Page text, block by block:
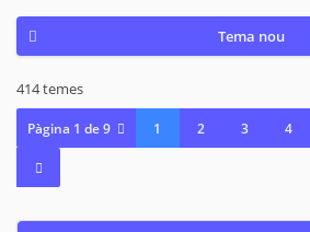
Tema nou
414 temes
Pàgina 1 de9 1 2 3 4